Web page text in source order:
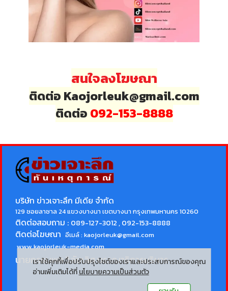
สนใจลงโฆษณา
ติดต่อ Kaojorleuk@gmail.com
ติดต่อ 092-153-8888
บริษัท ข่าวเจาะลึก มีเดีย จำกัด
129 ซอยลาซาล 24 แขวงบางนา เขตบางนา กรุงเทพมหานคร 10260
ติดต่อสอบถาม : 089-127-3012 , 092-153-8888
ติดต่อโฆษณา อีเมล์ :kaojorleuk@gmail.com
www.kaojorleuk-media.com
นายกรธนพล วิลัยเลิศบรรณาธิการบริหาร
เราใช้คุกกี้เพื่อปรับปรุงไซต์ของเราและประสบการณ์ของคุณ
อ่านเพิ่มเติมได้ที่ นโยบายความเป็นส่วนตัว